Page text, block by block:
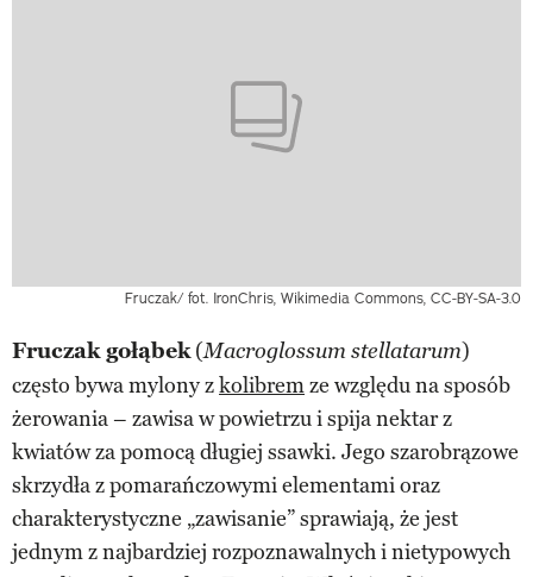
Fruczak/ fot. IronChris, Wikimedia Commons, CC-BY-SA-3.0
Fruczak gołąbek(Macroglossum stellatarum)
często bywa mylony zkolibremze względu na sposób
żerowania – zawisa w powietrzu i spija nektar z
kwiatów za pomocą długiej ssawki. Jego szarobrązowe
skrzydła z pomarańczowymi elementami oraz
charakterystyczne „zawisanie” sprawiają, że jest
jednym z najbardziej rozpoznawalnych i nietypowych